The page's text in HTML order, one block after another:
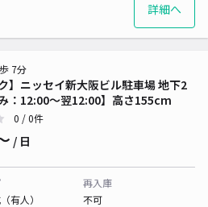
詳細へ
】ニッセイ新大阪ビル駐車場 地下2
：12:00～翌12:00】高さ155cm
7分
0 / 0件
/ 日
有人）
再入庫
不可